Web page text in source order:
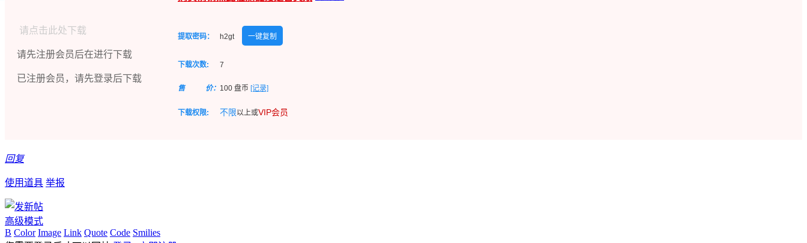
请点击此处下载
请先注册会员后在进行下载
已注册会员，请先登录后下载
提取密码： h2gt 一键复制
下载次数: 7
售 价： 100 盘币 [记录]
下载权限: 不限以上或VIP会员
回复
使用道具 举报
高级模式
B Color Image Link Quote Code Smilies